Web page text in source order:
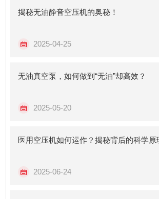
揭秘无油静音空压机的奥秘！
2025-04-25
无油真空泵，如何做到“无油”却高效？
2025-05-20
医用空压机如何运作？揭秘背后的科学原
2025-06-24